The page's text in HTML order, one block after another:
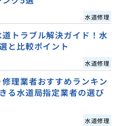
水道修理
トラブル解決ガイド！水
と比較ポイント
水道修理
理業者おすすめランキン
る水道局指定業者の選び
水道修理